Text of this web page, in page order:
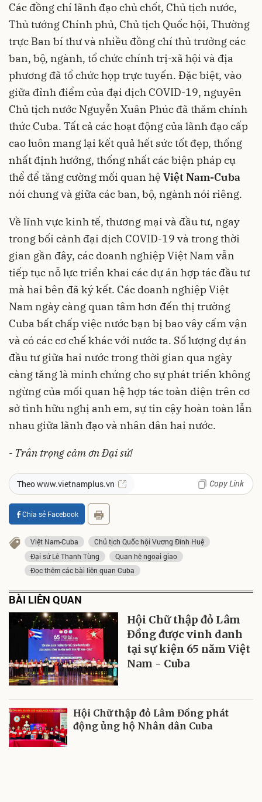
Các đồng chí lãnh đạo chủ chốt, Chủ tịch nước,
Thủ tướng Chính phủ, Chủ tịch Quốc hội, Thường
trực Ban bí thư và nhiều đồng chí thủ trưởng các
ban, bộ, ngành, tổ chức chính trị-xã hội và địa
phương đã tổ chức họp trực tuyến. Đặc biệt, vào
giữa đỉnh điểm của đại dịch COVID-19, nguyên
Chủ tịch nước Nguyễn Xuân Phúc đã thăm chính
thức Cuba. Tất cả các hoạt động của lãnh đạo cấp
cao luôn mang lại kết quả hết sức tốt đẹp, thống
nhất định hướng, thống nhất các biện pháp cụ
thể để tăng cường mối quan hệ Việt Nam-Cuba
nói chung và giữa các ban, bộ, ngành nói riêng.
Về lĩnh vực kinh tế, thương mại và đầu tư, ngay
trong bối cảnh đại dịch COVID-19 và trong thời
gian gần đây, các doanh nghiệp Việt Nam vẫn
tiếp tục nỗ lực triển khai các dự án hợp tác đầu tư
mà hai bên đã ký kết. Các doanh nghiệp Việt
Nam ngày càng quan tâm hơn đến thị trường
Cuba bất chấp việc nước bạn bị bao vây cấm vận
và có các cơ chế khác với nước ta. Số lượng dự án
đầu tư giữa hai nước trong thời gian qua ngày
càng tăng là minh chứng cho sự phát triển không
ngừng của mối quan hệ hợp tác toàn diện trên cơ
sở tình hữu nghị anh em, sự tin cậy hoàn toàn lẫn
nhau giữa lãnh đạo và nhân dân hai nước.
- Trân trọng cảm ơn Đại sứ!
Theo www.vietnamplus.vn Copy Link
Chia sẻ Facebook
Việt Nam-Cuba
Chủ tịch Quốc hội Vương Đình Huệ
Đại sứ Lê Thanh Tùng
Quan hệ ngoại giao
Đọc thêm các bài liên quan Cuba
BÀI LIÊN QUAN
Hội Chữ thập đỏ Lâm
Đồng được vinh danh
tại sự kiện 65 năm Việt
Nam - Cuba
Hội Chữ thập đỏ Lâm Đồng phát
động ủng hộ Nhân dân Cuba